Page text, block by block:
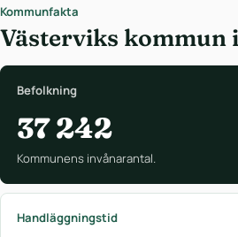
Kommunfakta
Västerviks
Befolkning
37 242
Kommunens invånarantal.
Handläggningstid